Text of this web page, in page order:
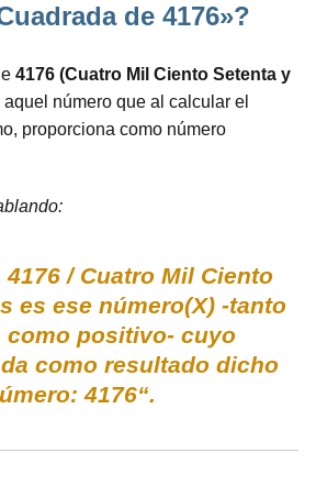
de 4176»?
4176 (Cuatro Mil Ciento Setenta y
número que al calcular el
proporciona como número
4176 / Cuatro Mil Ciento
es ese número(X) -tanto
como positivo- cuyo
da como resultado dicho
4176“.